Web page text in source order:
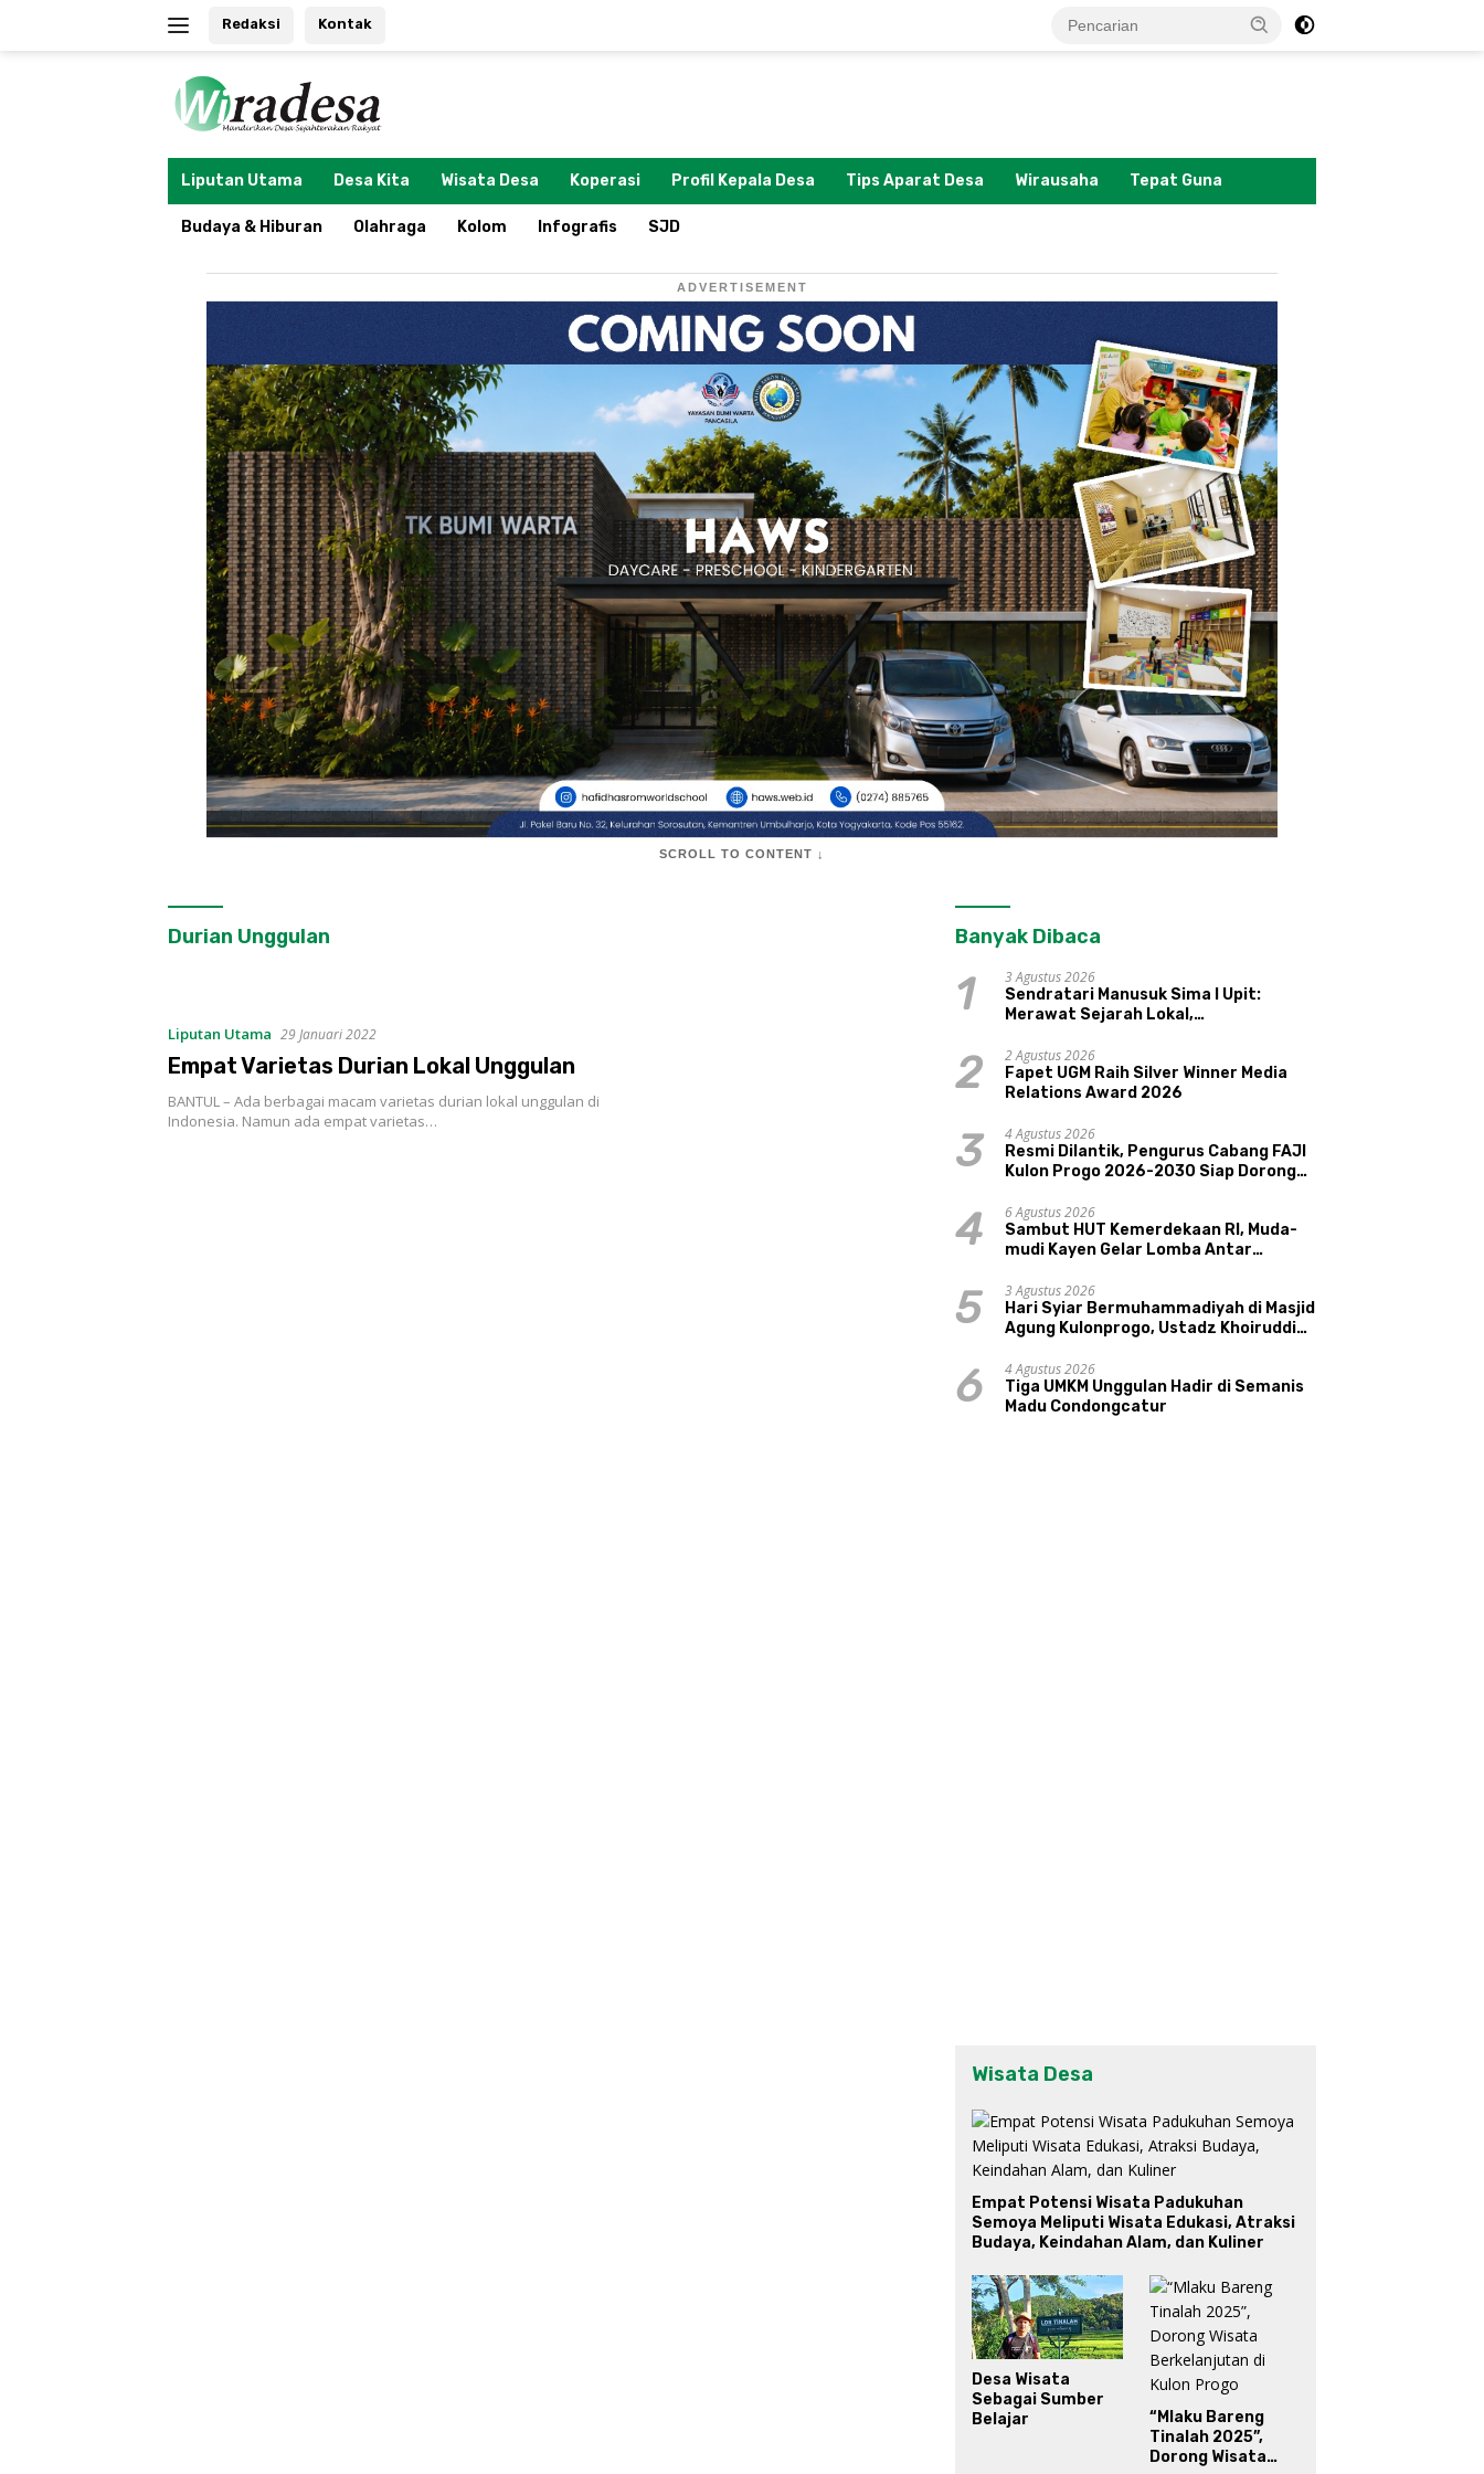
Redaksi Kontak
Liputan Utama Desa Kita Wisata Desa Koperasi Profil Kepala Desa Tips Aparat Desa Wirausaha Tepat Guna
Budaya & Hiburan Olahraga Kolom Infografis SJD
ADVERTISEMENT
SCROLL TO CONTENT ↓
Durian Unggulan
Liputan Utama 29 Januari 2022
Empat Varietas Durian Lokal Unggulan
BANTUL – Ada berbagai macam varietas durian lokal unggulan di
Indonesia. Namun ada empat varietas…
Banyak Dibaca
1
3 Agustus 2026
Sendratari Manusuk Sima I Upit:
Merawat Sejarah Lokal,
Pariwisata, dan Ekologi Klaten
2
2 Agustus 2026
Fapet UGM Raih Silver Winner Media
Relations Award 2026
3
4 Agustus 2026
Resmi Dilantik, Pengurus Cabang FAJI
Kulon Progo 2026-2030 Siap Dorong
Sungai Progo
4
6 Agustus 2026
Sambut HUT Kemerdekaan RI, Muda-
mudi Kayen Gelar Lomba Antar
5
3 Agustus 2026
Hari Syiar Bermuhammadiyah di Masjid
Agung Kulonprogo, Ustadz Khoiruddin
Sakinah Adalah Agama
6
4 Agustus 2026
Tiga UMKM Unggulan Hadir di Semanis
Madu Condongcatur
Wisata Desa
Empat Potensi Wisata Padukuhan
Semoya Meliputi Wisata Edukasi, Atraksi
Budaya, Keindahan Alam, dan Kuliner
Desa Wisata
Sebagai Sumber
Belajar
“Mlaku Bareng
Tinalah 2025”,
Dorong Wisata